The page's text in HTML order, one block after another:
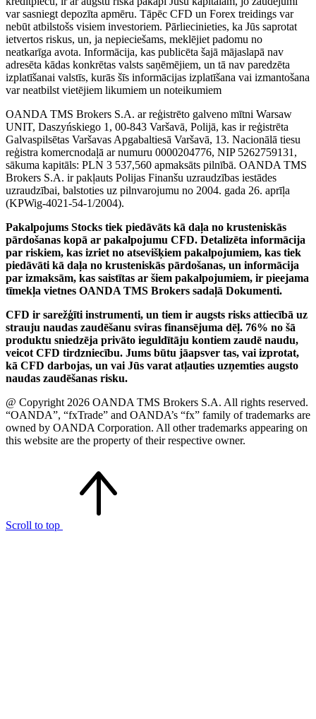
var sasniegt depozīta apmēru. Tāpēc CFD un Forex treidings var
nebūt atbilstošs visiem investoriem. Pārliecinieties, ka Jūs saprotat
ietvertos riskus, un, ja nepieciešams, meklējiet padomu no
neatkarīga avota. Informācija, kas publicēta šajā mājaslapā nav
adresēta kādas konkrētas valsts saņēmējiem, un tā nav paredzēta
izplatīšanai valstīs, kurās šīs informācijas izplatīšana vai izmantošana
var neatbilst vietējiem likumiem un noteikumiem
OANDA TMS Brokers S.A. ar reģistrēto galveno mītni Warsaw
UNIT, Daszyńskiego 1, 00-843 Varšavā, Polijā, kas ir reģistrēta
Galvaspilsētas Varšavas Apgabaltiesā Varšavā, 13. Nacionālā tiesu
reģistra komercnodaļā ar numuru 0000204776, NIP 5262759131,
sākuma kapitāls: PLN 3 537,560 apmaksāts pilnībā. OANDA TMS
Brokers S.A. ir pakļauts Polijas Finanšu uzraudzības iestādes
uzraudzībai, balstoties uz pilnvarojumu no 2004. gada 26. aprīļa
(KPWig-4021-54-1/2004).
Pakalpojums Stocks tiek piedāvāts kā daļa no krusteniskās
pārdošanas kopā ar pakalpojumu CFD. Detalizēta informācija
par riskiem, kas izriet no atsevišķiem pakalpojumiem, kas tiek
piedāvāti kā daļa no krusteniskās pārdošanas, un informācija
par izmaksām, kas saistītas ar šiem pakalpojumiem, ir pieejama
tīmekļa vietnes OANDA TMS Brokers sadaļā Dokumenti.
CFD ir sarežģīti instrumenti, un tiem ir augsts risks attiecībā uz
strauju naudas zaudēšanu sviras finansējuma dēļ. 76% no šā
produktu sniedzēja privāto ieguldītāju kontiem zaudē naudu,
veicot CFD tirdzniecību. Jums būtu jāapsver tas, vai izprotat,
kā CFD darbojas, un vai Jūs varat atļauties uzņemties augsto
naudas zaudēšanas risku.
@ Copyright 2026 OANDA TMS Brokers S.A. All rights reserved.
“OANDA”, “fxTrade” and OANDA’s “fx” family of trademarks are
owned by OANDA Corporation. All other trademarks appearing on
this website are the property of their respective owner.
Scroll to top